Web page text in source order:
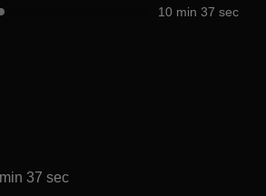
10 min 37 sec
37 sec